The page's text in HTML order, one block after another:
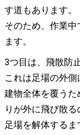
す道もあります。
そのため、作業中
ます。
3つ目は、飛散防
これは足場の外側
建物全体を覆うた
りが外に飛び散る
足場を解体する